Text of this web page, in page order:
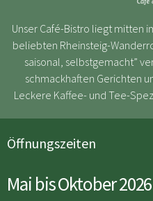
Unser Café-Bistro liegt mitten
beliebten Rheinsteig-
saisonal, selbstgemacht”
schmackhaften Gerichten
Leckere Kaffee- und Tee-
Öffnungszeiten
Mai bis Oktober 2026